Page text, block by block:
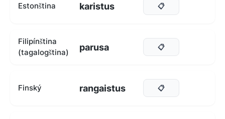
Estonština karistus 📋
Filipínština
(tagalogština)
parusa 📋
Finský rangaistus 📋